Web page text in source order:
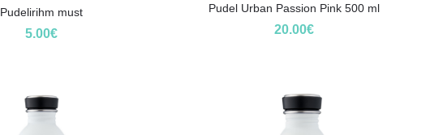
Pudelirihm must
5.00€
Pudel Urban Passion Pink 500 ml
20.00€